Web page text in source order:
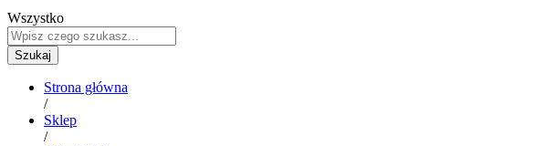
Wszystko
Szukaj
Strona główna
/
Sklep
/